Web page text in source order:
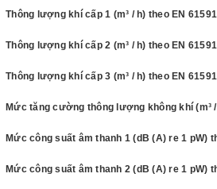
Thông lượng khí cấp 1 (m³ / h) theo EN
Thông lượng khí cấp 2 (m³ / h) theo EN
Thông lượng khí cấp 3 (m³ / h) theo EN
Mức tăng cường thông lượng không khí (m³
Mức công suất âm thanh 1 (dB (A) re 1 pW)
Mức công suất âm thanh 2 (dB (A) re 1 pW)